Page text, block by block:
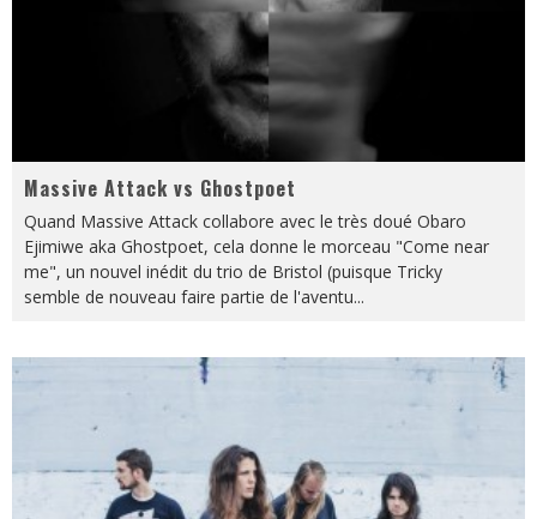
Massive Attack vs Ghostpoet
Quand Massive Attack collabore avec le très doué Obaro
Ejimiwe aka Ghostpoet, cela donne le morceau "Come near
me", un nouvel inédit du trio de Bristol (puisque Tricky
semble de nouveau faire partie de l'aventu...